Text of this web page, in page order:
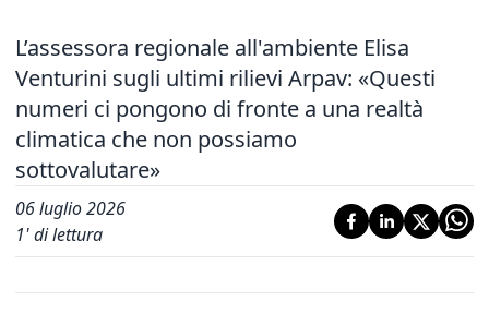
L’assessora regionale all'ambiente Elisa
Venturini sugli ultimi rilievi Arpav: «Questi
numeri ci pongono di fronte a una realtà
climatica che non possiamo
sottovalutare»
06 luglio 2026
1' di lettura